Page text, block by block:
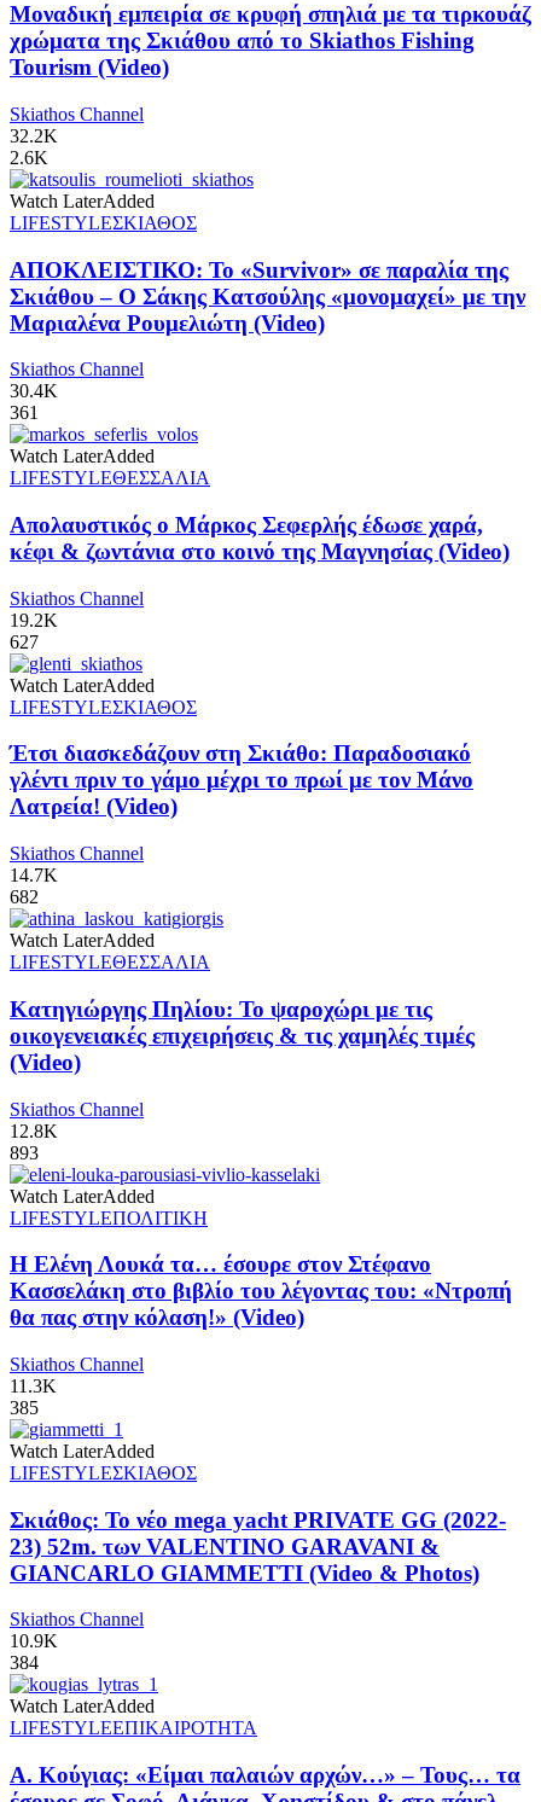
Μοναδική εμπειρία σε κρυφή σπηλιά με τα τιρκουάζ
χρώματα της Σκιάθου από το Skiathos Fishing
Tourism (Video)
Skiathos Channel
32.2K
2.6K
Watch LaterAdded
LIFESTYLEΣΚΙΑΘΟΣ
ΑΠΟΚΛΕΙΣΤΙΚΟ: Το «Survivor» σε παραλία της
Σκιάθου – Ο Σάκης Κατσούλης «μονομαχεί» με την
Μαριαλένα Ρουμελιώτη (Video)
Skiathos Channel
30.4K
361
Watch LaterAdded
LIFESTYLEΘΕΣΣΑΛΙΑ
Απολαυστικός ο Μάρκος Σεφερλής έδωσε χαρά,
κέφι & ζωντάνια στο κοινό της Μαγνησίας (Video)
Skiathos Channel
19.2K
627
Watch LaterAdded
LIFESTYLEΣΚΙΑΘΟΣ
Έτσι διασκεδάζουν στη Σκιάθο: Παραδοσιακό
γλέντι πριν το γάμο μέχρι το πρωί με τον Μάνο
Λατρεία! (Video)
Skiathos Channel
14.7K
682
Watch LaterAdded
LIFESTYLEΘΕΣΣΑΛΙΑ
Κατηγιώργης Πηλίου: Το ψαροχώρι με τις
οικογενειακές επιχειρήσεις & τις χαμηλές τιμές
(Video)
Skiathos Channel
12.8K
893
Watch LaterAdded
LIFESTYLEΠΟΛΙΤΙΚΗ
Η Ελένη Λουκά τα… έσουρε στον Στέφανο
Κασσελάκη στο βιβλίο του λέγοντας του: «Ντροπή
θα πας στην κόλαση!» (Video)
Skiathos Channel
11.3K
385
Watch LaterAdded
LIFESTYLEΣΚΙΑΘΟΣ
Σκιάθος: Το νέο mega yacht PRIVATE GG (2022-
23) 52m. των VALENTINO GARAVANI &
GIANCARLO GIAMMETTI (Video & Photos)
Skiathos Channel
10.9K
384
Watch LaterAdded
LIFESTYLEΕΠΙΚΑΙΡΟΤΗΤΑ
Α. Κούγιας: «Είμαι παλαιών αρχών…» – Τους… τα